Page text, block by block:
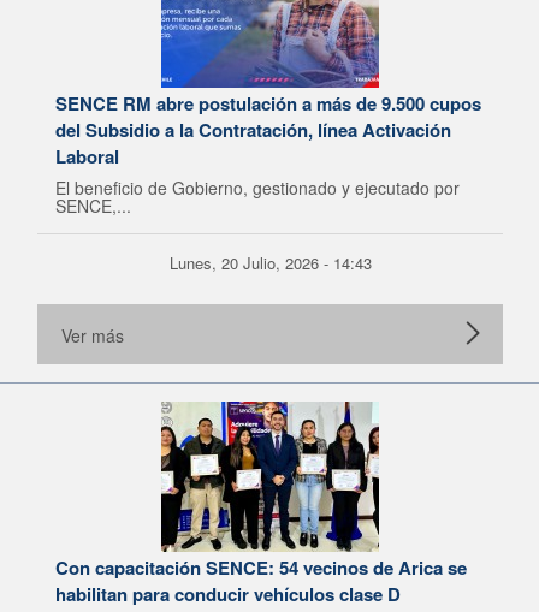
SENCE RM abre postulación a más de 9.500 cupos
del Subsidio a la Contratación, línea Activación
Laboral
El beneficio de Gobierno, gestionado y ejecutado por
SENCE,...
Lunes, 20 Julio, 2026 - 14:43
Ver más
Con capacitación SENCE: 54 vecinos de Arica se
habilitan para conducir vehículos clase D